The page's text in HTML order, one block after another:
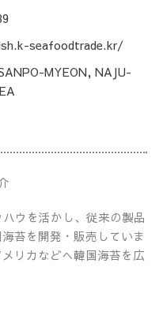
seafoodtrade.kr/
MYEON, NAJU-
ウを活かし、従来の製品
苔を開発・販売していま
リカなどへ韓国海苔を広